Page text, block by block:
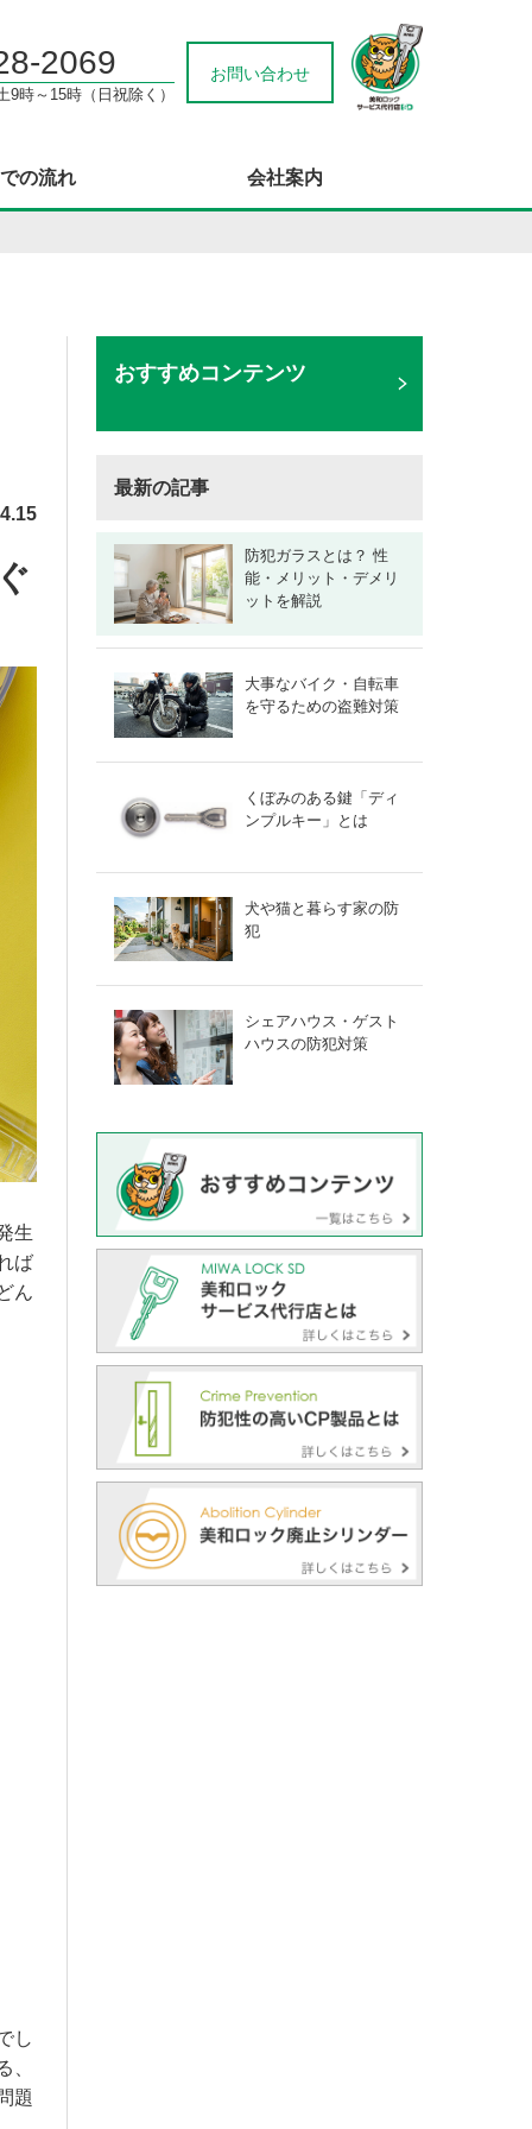
2069
時～15時（日祝除く）
お問い合わせ
の流れ 会社案内
生
ば
ん
し
、
題
おすすめコンテンツ
最新の記事
防犯ガラスとは？ 性
能・メリット・デメリ
ットを解説
大事なバイク・自転車
を守るための盗難対策
くぼみのある鍵「ディ
ンプルキー」とは
犬や猫と暮らす家の防
犯
シェアハウス・ゲスト
ハウスの防犯対策